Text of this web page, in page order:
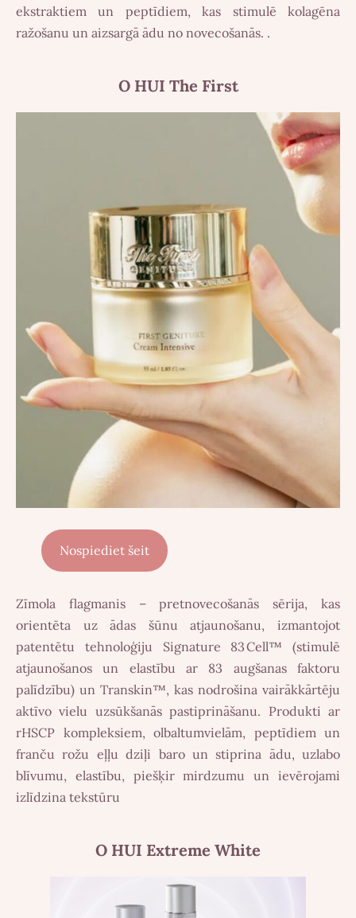
ekstraktiem un peptīdiem, kas stimulē kolagēna
ražošanu un aizsargā ādu no novecošanās. .
O HUI The First
Nospiediet šeit
Zīmola flagmanis – pretnovecošanās sērija, kas
orientēta uz ādas šūnu atjaunošanu, izmantojot
patentētu tehnoloģiju Signature 83 Cell™ (stimulē
atjaunošanos un elastību ar 83 augšanas faktoru
palīdzību) un Transkin™, kas nodrošina vairākkārtēju
aktīvo vielu uzsūkšanās pastiprināšanu. Produkti ar
rHSCP kompleksiem, olbaltumvielām, peptīdiem un
franču rožu eļļu dziļi baro un stiprina ādu, uzlabo
blīvumu, elastību, piešķir mirdzumu un ievērojami
izlīdzina tekstūru
O HUI Extreme White